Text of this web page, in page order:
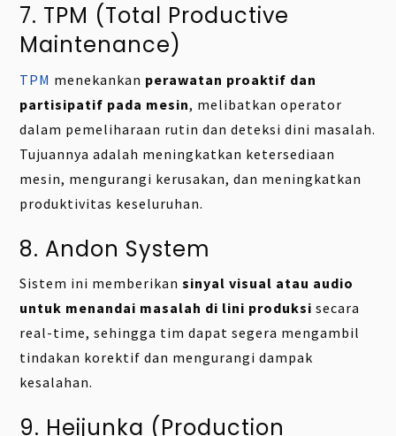
7. TPM (Total Productive
Maintenance)
TPM menekankan perawatan proaktif dan
partisipatif pada mesin, melibatkan operator
dalam pemeliharaan rutin dan deteksi dini masalah.
Tujuannya adalah meningkatkan ketersediaan
mesin, mengurangi kerusakan, dan meningkatkan
produktivitas keseluruhan.
8. Andon System
Sistem ini memberikansinyal visual atau audio
untuk menandai masalah di lini produksi secara
real-time, sehingga tim dapat segera mengambil
tindakan korektif dan mengurangi dampak
kesalahan.
9. Heijunka (Production